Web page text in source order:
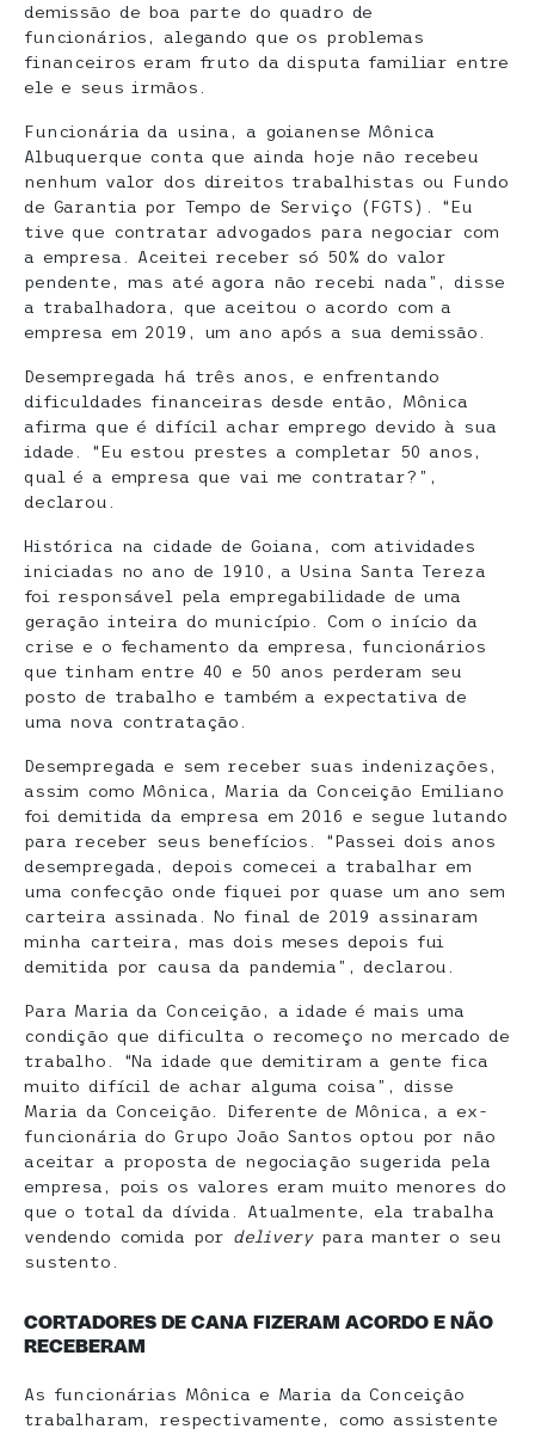
demissão de boa parte do quadro de
funcionários, alegando que os problemas
financeiros eram fruto da disputa familiar entre
ele e seus irmãos.
Funcionária da usina, a goianense Mônica
Albuquerque conta que ainda hoje não recebeu
nenhum valor dos direitos trabalhistas ou Fundo
de Garantia por Tempo de Serviço (FGTS). “Eu
tive que contratar advogados para negociar com
a empresa. Aceitei receber só 50% do valor
pendente, mas até agora não recebi nada”, disse
a trabalhadora, que aceitou o acordo com a
empresa em 2019, um ano após a sua demissão.
Desempregada há três anos, e enfrentando
dificuldades financeiras desde então, Mônica
afirma que é difícil achar emprego devido à sua
idade. “Eu estou prestes a completar 50 anos,
qual é a empresa que vai me contratar?”,
declarou.
Histórica na cidade de Goiana, com atividades
iniciadas no ano de 1910, a Usina Santa Tereza
foi responsável pela empregabilidade de uma
geração inteira do município. Com o início da
crise e o fechamento da empresa, funcionários
que tinham entre 40 e 50 anos perderam seu
posto de trabalho e também a expectativa de
uma nova contratação.
Desempregada e sem receber suas indenizações,
assim como Mônica, Maria da Conceição Emiliano
foi demitida da empresa em 2016 e segue lutando
para receber seus benefícios. “Passei dois anos
desempregada, depois comecei a trabalhar em
uma confecção onde fiquei por quase um ano sem
carteira assinada. No final de 2019 assinaram
minha carteira, mas dois meses depois fui
demitida por causa da pandemia”, declarou.
Para Maria da Conceição, a idade é mais uma
condição que dificulta o recomeço no mercado de
trabalho. “Na idade que demitiram a gente fica
muito difícil de achar alguma coisa”, disse
Maria da Conceição. Diferente de Mônica, a ex-
funcionária do Grupo João Santos optou por não
aceitar a proposta de negociação sugerida pela
empresa, pois os valores eram muito menores do
que o total da dívida. Atualmente, ela trabalha
vendendo comida por deliverypara manter o seu
sustento.
CORTADORES DE CANA FIZERAM ACORDO E NÃO
RECEBERAM
As funcionárias Mônica e Maria da Conceição
trabalharam, respectivamente, como assistente